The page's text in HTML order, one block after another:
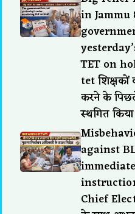
in
TET on
tet शिक्षकों
करने के
स्थगित
against
Chief